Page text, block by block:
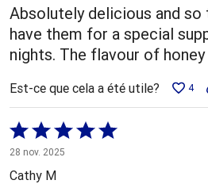
Absolutely delicious and so
have them for a special
nights. The flavour of
Est-ce que cela a été utile? 4
Coté
5 sur
5
28 nov. 2025
Cathy M